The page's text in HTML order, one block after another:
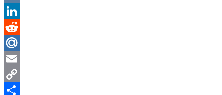
VK
LinkedIn
Reddit
Mail.Ru
Email
Copy